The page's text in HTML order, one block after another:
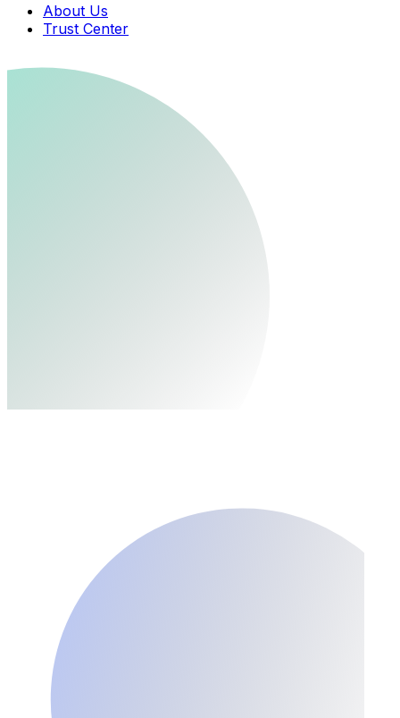
About Us
Trust Center